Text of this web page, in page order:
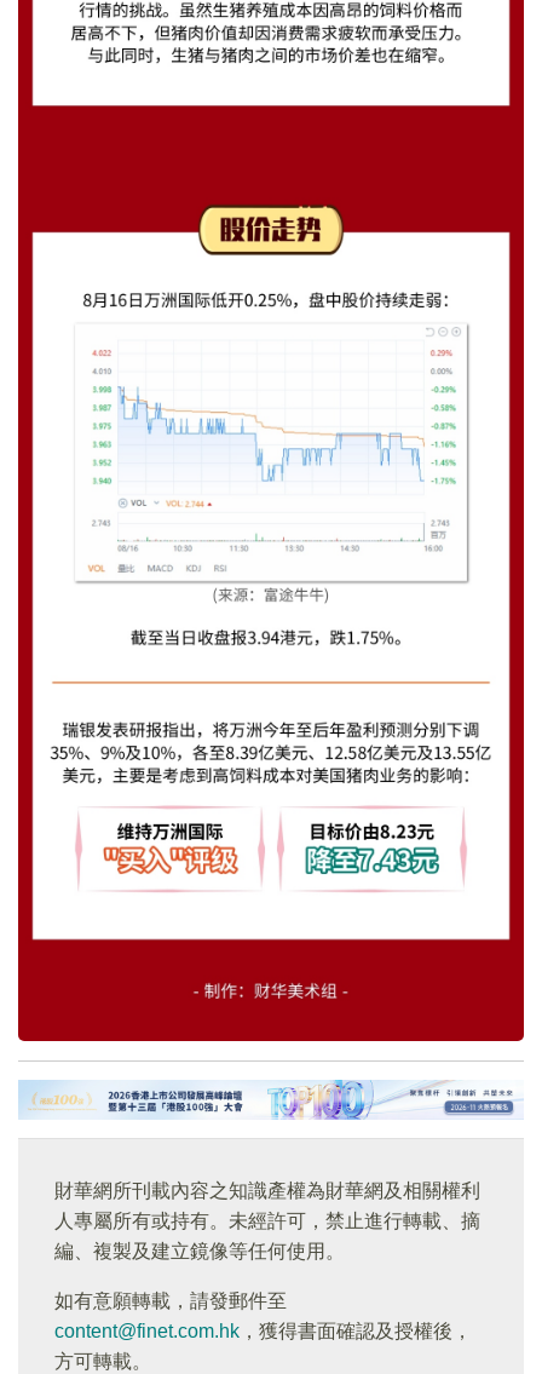
財華網所刊載內容之知識產權為財華網及相關權利
人專屬所有或持有。未經許可，禁止進行轉載、摘
編、複製及建立鏡像等任何使用。
如有意願轉載，請發郵件至
content@finet.com.hk ，獲得書面確認及授權後，
方可轉載。